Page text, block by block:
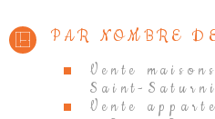
PAR NOMBRE
Vente
Saint-
Vente